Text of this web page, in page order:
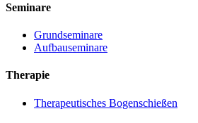
Seminare
Grundseminare
Aufbauseminare
Therapie
Therapeutisches Bogenschießen